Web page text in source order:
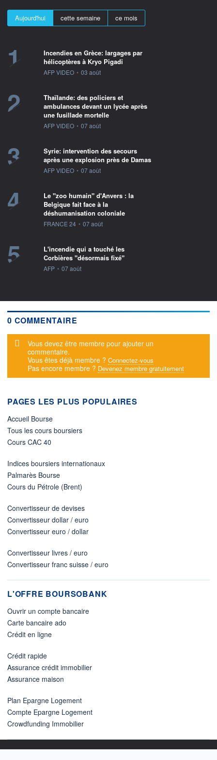
Aujourd'hui cette semaine ce mois
1
Incendies en Grèce: largages par
hélicoptères à Kryo Pigadi
information fournie par
AFP VIDEO • 03 août
2
Thaïlande: des policiers et
ambulances devant un lycée après
une fusillade mortelle
information fournie par
AFP VIDEO • 07 août
3
Syrie: intervention des secours
après une explosion près de Damas
information fournie par
AFP VIDEO • 07 août
4
Le "zoo humain" d'Anvers : la
Belgique fait face à la
déshumanisation coloniale
information fournie par
FRANCE 24 • 07 août
5
L'incendie qui a touché les
Corbières "désormais fixé"
information fournie par
AFP • 07 août
0 COMMENTAIRE
Message d'alerte
Vous devez être membre pour ajouter un
commentaire.
Vous êtes déjà membre ? Connectez-vous
Pas encore membre ? Devenez membre gratuitement
PAGES LES PLUS POPULAIRES
Accueil Bourse
Tous les cours boursiers
Cours CAC 40
Indices boursiers internationaux
Palmarès Bourse
Cours du Pétrole (Brent)
Convertisseur de devises
Convertisseur dollar / euro
Convertisseur euro / dollar
Convertisseur livres / euro
Convertisseur franc suisse / euro
L'OFFRE BOURSOBANK
Ouvrir un compte bancaire
Carte bancaire ado
Crédit en ligne
Crédit rapide
Assurance crédit immobilier
Assurance maison
Plan Epargne Logement
Compte Epargne Logement
Crowdfunding Immobilier